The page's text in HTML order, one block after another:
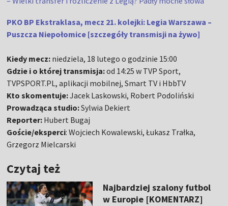
PKO BP Ekstraklasa, mecz 21. kolejki: Legia Warszawa –
Puszcza Niepołomice [szczegóły transmisji na żywo]
Kiedy mecz: niedziela, 18 lutego o godzinie 15:00
Gdzie i o której transmisja:od 14:25 w TVP Sport,
TVPSPORT.PL, aplikacji mobilnej, Smart TV i HbbTV
Kto skomentuje:Jacek Laskowski, Robert Podoliński
Prowadząca studio:Sylwia Dekiert
Reporter: Hubert Bugaj
Goście/eksperci: Wojciech Kowalewski, Łukasz Trałka,
Grzegorz Mielcarski
Czytaj też
Najbardziej szalony futbol
w Europie [KOMENTARZ]